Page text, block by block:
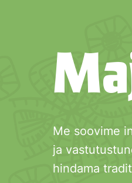
Me soovime
ja
hindama